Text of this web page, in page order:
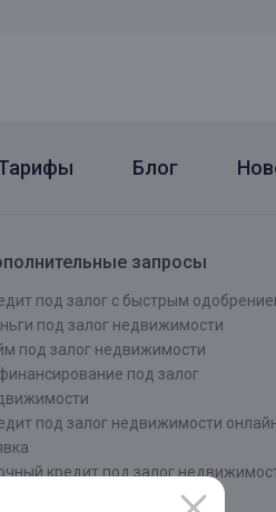
Блог
запросы
под залог с быстрым
под залог недвижимости
под залог недвижимости
под залог
под залог недвижимости
кредит под залог
кредит под залог